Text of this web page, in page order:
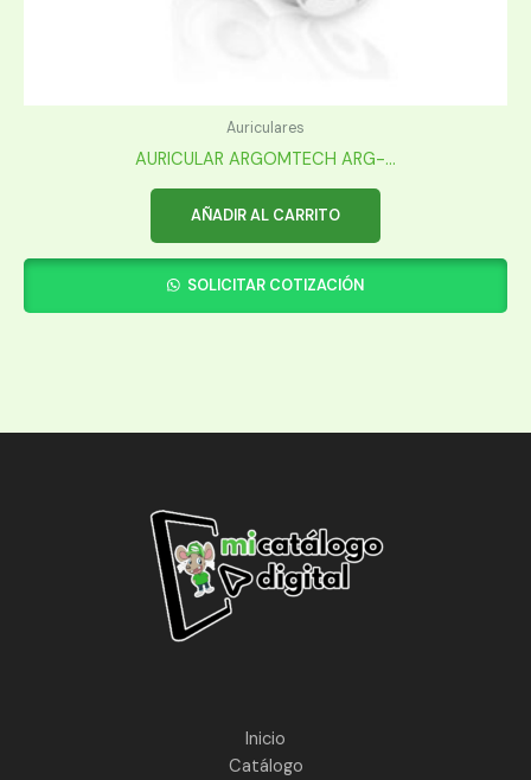
Auriculares
AURICULAR ARGOMTECH ARG-...
AÑADIR AL CARRITO
SOLICITAR COTIZACIÓN
Inicio
Catálogo